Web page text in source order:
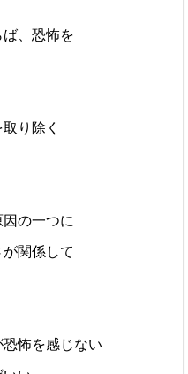
ば、恐怖を
り除く
の一つに
関係して
怖を感じない